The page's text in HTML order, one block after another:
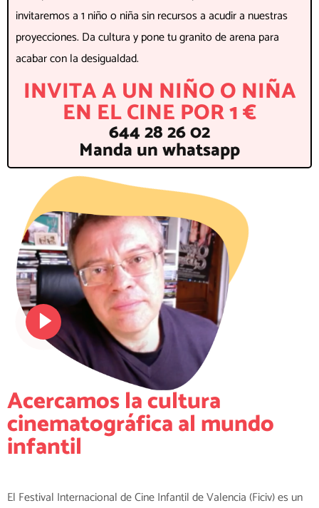
invitaremos a 1 niño o niña sin recursos a acudir a nuestras
proyecciones. Da cultura y pone tu granito de arena para
acabar con la desigualdad.
INVITA A UN NIÑO O NIÑA
EN EL CINE POR 1 €
644 28 26 02
Manda un whatsapp
Acercamos la cultura
cinematográfica al mundo
infantil
El Festival Internacional de Cine Infantil de Valencia (Ficiv) es un